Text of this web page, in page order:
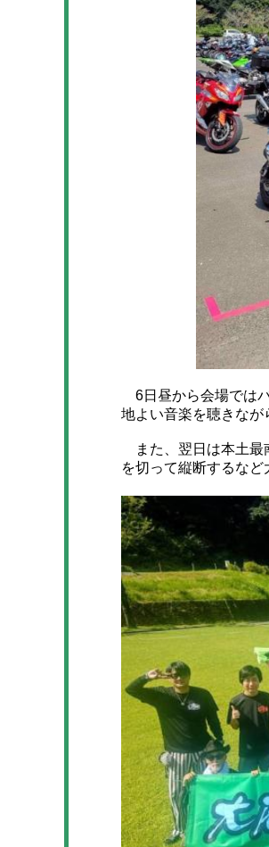
6日昼から会場では
地よい音楽を聴きなが
また、翌日は本土最
を切って縦断するなど